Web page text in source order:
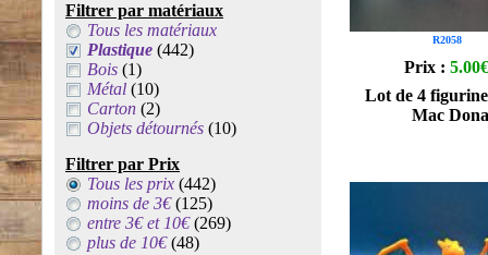
Filtrer par matériaux
Tous les matériaux
Plastique (442)
Bois (1)
Métal (10)
Carton (2)
Objets détournés (10)
Filtrer par Prix
Tous les prix (442)
moins de 3€(125)
entre 3€ et 10€(269)
plus de 10€(48)
R2058
Prix : 5.00€
Lot de 4
Mac